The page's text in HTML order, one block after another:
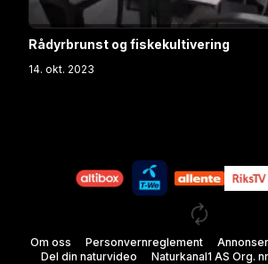
Rådyrbrunst og fiskekultivering
14. okt. 2023
Om oss Personvernreglement
Del din naturvideo
Naturkanal1 AS Org.